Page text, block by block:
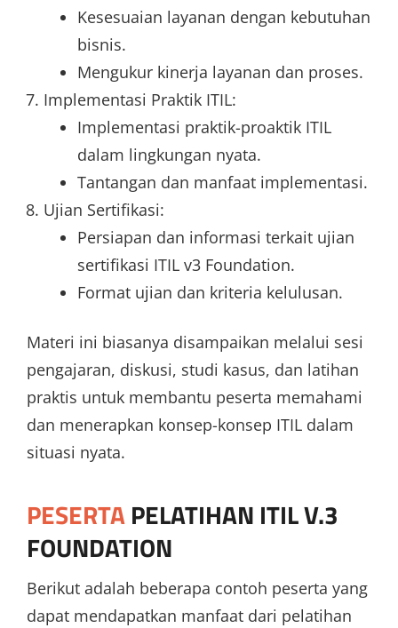
Kesesuaian layanan dengan kebutuhan
bisnis.
Mengukur kinerja layanan dan proses.
Implementasi Praktik ITIL:
Implementasi praktik-proaktik ITIL
dalam lingkungan nyata.
Tantangan dan manfaat implementasi.
Ujian Sertifikasi:
Persiapan dan informasi terkait ujian
sertifikasi ITIL v3 Foundation.
Format ujian dan kriteria kelulusan.
Materi ini biasanya disampaikan melalui sesi
pengajaran, diskusi, studi kasus, dan latihan
praktis untuk membantu peserta memahami
dan menerapkan konsep-konsep ITIL dalam
situasi nyata.
PESERTAPELATIHAN ITIL V.3
FOUNDATION
Berikut adalah beberapa contoh peserta yang
dapat mendapatkan manfaat dari pelatihan